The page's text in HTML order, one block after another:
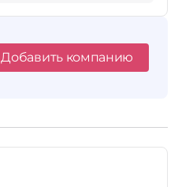
Добавить компанию